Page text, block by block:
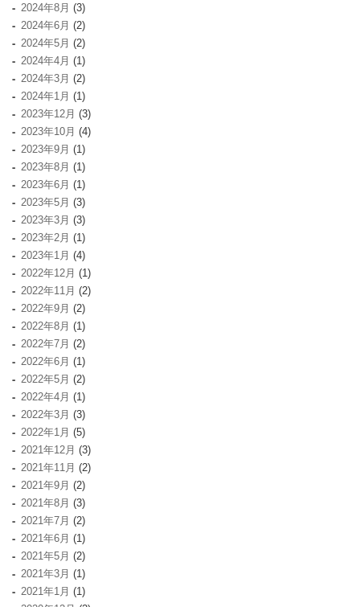
2024年8月 (3)
2024年6月 (2)
2024年5月 (2)
2024年4月 (1)
2024年3月 (2)
2024年1月 (1)
2023年12月 (3)
2023年10月 (4)
2023年9月 (1)
2023年8月 (1)
2023年6月 (1)
2023年5月 (3)
2023年3月 (3)
2023年2月 (1)
2023年1月 (4)
2022年12月 (1)
2022年11月 (2)
2022年9月 (2)
2022年8月 (1)
2022年7月 (2)
2022年6月 (1)
2022年5月 (2)
2022年4月 (1)
2022年3月 (3)
2022年1月 (5)
2021年12月 (3)
2021年11月 (2)
2021年9月 (2)
2021年8月 (3)
2021年7月 (2)
2021年6月 (1)
2021年5月 (2)
2021年3月 (1)
2021年1月 (1)